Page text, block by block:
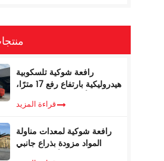
رافعة شوكية تلسكوبية
هيدروليكية بارتفاع رفع 17 مترًا،
الدوران
قراءة المزيد
رافعة شوكية لمعدات مناولة
المواد مزودة بذراع جانبي